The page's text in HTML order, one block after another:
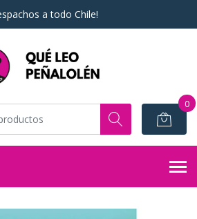
a todo Chile!
0